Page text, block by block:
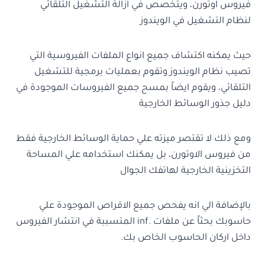
فيروس اوتورن، ويتخصص في ازالة التشغيل التلقائي
لنظام التشغيل في الويندوز
حيث يمكنه اكتشاف جميع انواع الملفات الفيروسية التي
تصيب نظام الويندوز وتقوم بعمليات برمجية للتشغيل
التلقائي، ويقوم ايضاً بمسح جميع الفيروسات الموجودة في
دليل جذور الوسائط الخارجية
ومع ذلك لا تقتصر ميزته علي حماية الوسائط الخارجية فقط
من فيروس الاوتورن، بل يمكنك استخدامه علي المساحة
التخزينية الخارجية لهاتفك الجوال
بالإضافة الي انه يفحص جميع الاقراص الموجودة علي
حاسوبك بحثاً عن ملفات .inf المتسببة في انتشار الفيروس
داخل اركان الحاسوب الخاص بك.